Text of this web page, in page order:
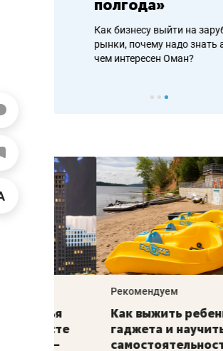
полгода»
Как бизнесу выйти на
рынки, почему надо знать
чем интересен Оман?
–
Рекомендуем
Как выжить ребенку без
гаджета и научить его
самостоятельности за 18